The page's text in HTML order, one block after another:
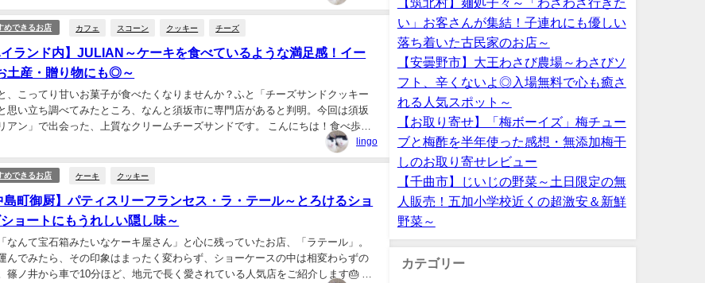
めできるお店 カフェ スコーン クッキー チーズ
ランド内】JULIAN～ケーキを食べているような満足感！イー
土産・贈り物にも◎～
、こってり甘いお菓子が食べたくなりませんか？ふと「チーズサンドクッキー
思い立ち調べてみたところ、なんと須坂市に専門店があると判明。今回は須坂
アン」で出会った、上質なクリームチーズサンドです。 こんにちは！食べ歩き
@daizu.lingo）です。...
lingo
めできるお店 ケーキ クッキー
島町御厨】パティスリーフランセス・ラ・テール～とろけるショ
ョートにもうれしい隠し味～
なんて宝石箱みたいなケーキ屋さん」と心に残っていたお店、「ラテール」。
んでみたら、その印象はまったく変わらず、ショーケースの中は相変わらずの
篠ノ井から車で10分ほど、地元で長く愛されている人気店をご紹介します🎂 こ
い」お客さんが集結！子連れにも優しい
落ち着いた古民家のお店～
【安曇野市】大王わさび農場～わさびソ
フト、辛くないよ◎入場無料で心も癒さ
れる人気スポット～
【お取り寄せ】「梅ボーイズ」梅チュー
ブと梅酢を半年使った感想・無添加梅干
しのお取り寄せレビュー
【千曲市】じいじの野菜～土日限定の無
人販売！五加小学校近くの超激安＆新鮮
野菜～
カテゴリー